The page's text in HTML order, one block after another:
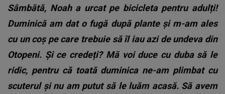
Sâmbătă, Noah a urcat pe bicicleta pentru adulți!
Duminică am dat o fugă după plante și m-am ales
cu un coș pe care trebuie să îl iau azi de undeva din
Otopeni. Și ce credeți? Mă voi duce cu duba să le
ridic, pentru că toată duminica ne-am plimbat cu
scuterul și nu am putut să le luăm acasă. Să avem